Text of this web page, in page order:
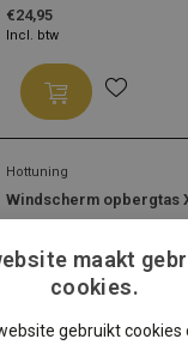
€24,95
Incl. btw
Hottuning
Windscherm opbergtas
€24,95
maakt
cookies.
gebruikt cookies